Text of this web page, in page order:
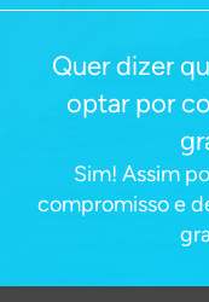
Quer dizer
optar por
Sim! Assim
compromisso e